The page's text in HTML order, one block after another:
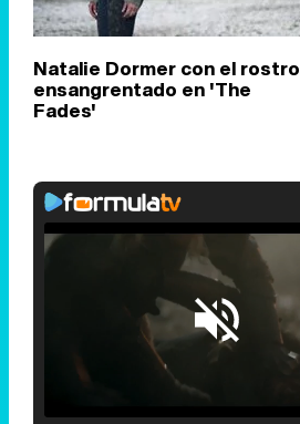
Natalie Dormer con el rostro
ensangrentado en 'The
Fades'